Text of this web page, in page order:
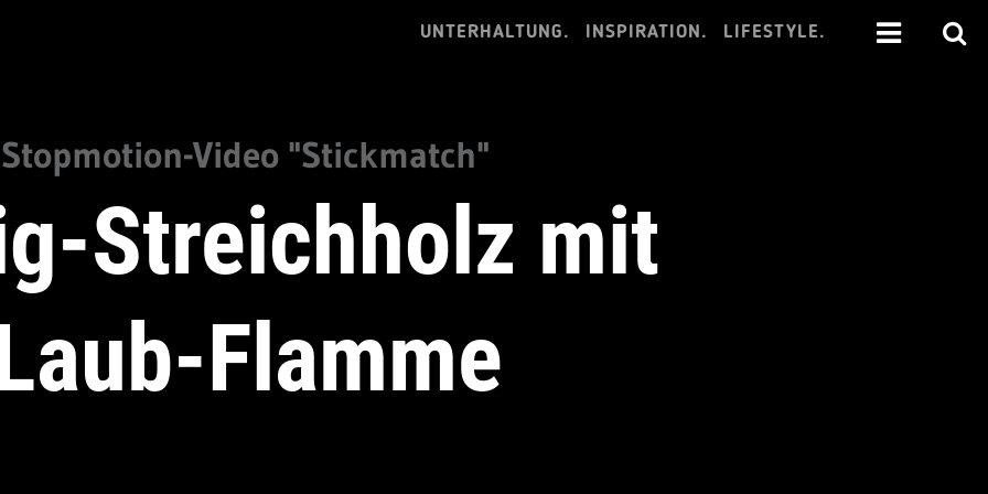
UNTERHALTUNG. INSPIRATION. LIFESTYLE.
Stopmotion-Video "Stickmatch"
Streichholz mit
Flamme